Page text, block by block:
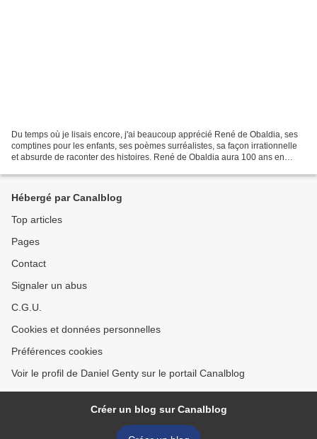
Du temps où je lisais encore, j'ai beaucoup apprécié René de Obaldia, ses
comptines pour les enfants, ses poèmes surréalistes, sa façon irrationnelle
et absurde de raconter des histoires. René de Obaldia aura 100 ans en
Hébergé par Canalblog
Top articles
Pages
Contact
Signaler un abus
C.G.U.
Cookies et données personnelles
Préférences cookies
Voir le profil de Daniel Genty sur le portail Canalblog
Créer un blog sur Canalblog